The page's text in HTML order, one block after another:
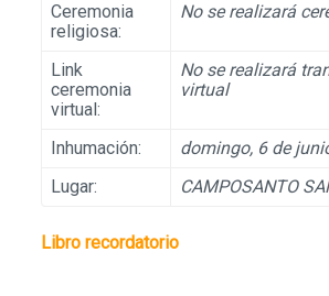
Ceremonia
religiosa:
No se realizará
Link
ceremonia
virtual:
No se realizará
virtual
Inhumación:
domingo, 6 de
Lugar:
CAMPOSANTO
Libro recordatorio